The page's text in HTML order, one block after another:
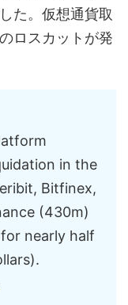
た。仮想通貨取
ロスカットが発
in the
Bitfinex,
(430m)
nearly half